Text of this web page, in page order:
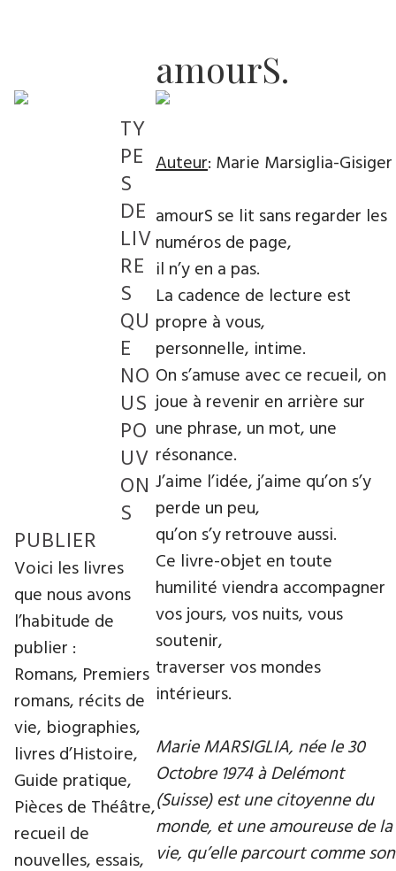
amourS.
Auteur: Marie Marsiglia-Gisiger
amourS se lit sans regarder les
numéros de page,
il n’y en a pas.
La cadence de lecture est
propre à vous,
personnelle, intime.
On s’amuse avec ce recueil, on
joue à revenir en arrière sur
une phrase, un mot, une
résonance.
J’aime l’idée, j’aime qu’on s’y
perde un peu,
qu’on s’y retrouve aussi.
Ce livre-objet en toute
humilité viendra accompagner
vos jours, vos nuits, vous
soutenir,
traverser vos mondes
intérieurs.
Marie MARSIGLIA, née le 30
Octobre 1974 à Delémont
(Suisse) est une citoyenne du
monde, et une amoureuse de la
vie, qu’elle parcourt comme son
TY
PE
S
DE
LIV
RE
S
QU
E
NO
US
PO
UV
ON
S
PUBLIER
Voici les livres
que nous avons
l’habitude de
publier :
Romans, Premiers
romans, récits de
vie, biographies,
livres d’Histoire,
Guide pratique,
Pièces de Théâtre,
recueil de
nouvelles, essais,